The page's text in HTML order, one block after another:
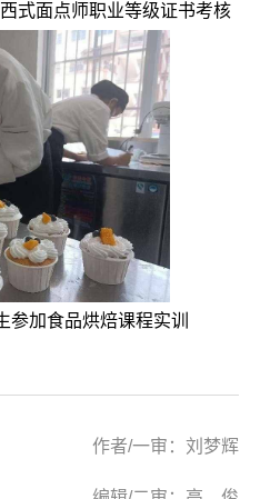
式面点师职业等级证书考核
参加食品烘焙课程实训
作者/一审：刘梦辉